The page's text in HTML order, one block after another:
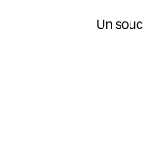
Un